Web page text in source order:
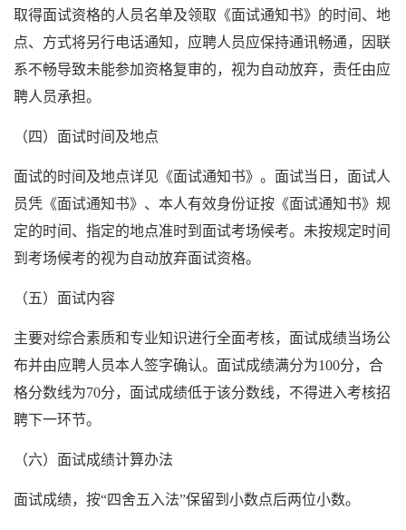
取得面试资格的人员名单及领取《面试通知书》的时间、地
点、方式将另行电话通知，应聘人员应保持通讯畅通，因联
系不畅导致未能参加资格复审的，视为自动放弃，责任由应
聘人员承担。
（四）面试时间及地点
面试的时间及地点详见《面试通知书》。面试当日，面试人
员凭《面试通知书》、本人有效身份证按《面试通知书》规
定的时间、指定的地点准时到面试考场候考。未按规定时间
到考场候考的视为自动放弃面试资格。
（五）面试内容
主要对综合素质和专业知识进行全面考核，面试成绩当场公
布并由应聘人员本人签字确认。面试成绩满分为100分，合
格分数线为70分，面试成绩低于该分数线，不得进入考核招
聘下一环节。
（六）面试成绩计算办法
面试成绩，按“四舍五入法”保留到小数点后两位小数。